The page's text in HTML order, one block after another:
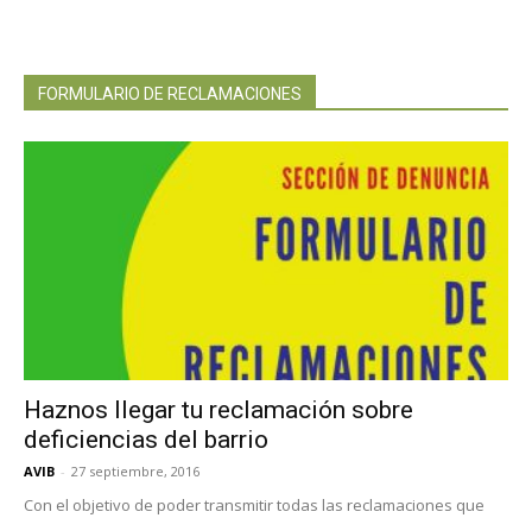
FORMULARIO DE RECLAMACIONES
Haznos llegar tu reclamación sobre
deficiencias del barrio
AVIB - 27 septiembre, 2016
Con el objetivo de poder transmitir todas las reclamaciones que